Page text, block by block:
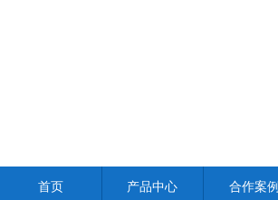
首页 产品中心 合作案例